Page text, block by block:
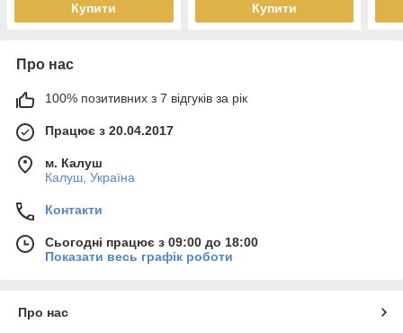
Купити Купити
Про нас
100% позитивних з 7 відгуків за рік
Працює з 20.04.2017
м. Калуш
Калуш, Україна
Контакти
Сьогодні працює з 09:00 до 18:00
Показати весь графік роботи
Про нас